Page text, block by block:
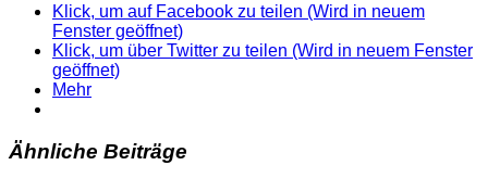
Klick, um auf Facebook zu teilen (Wird in neuem
Fenster geöffnet)
Klick, um über Twitter zu teilen (Wird in neuem Fenster
geöffnet)
Mehr
Ähnliche Beiträge